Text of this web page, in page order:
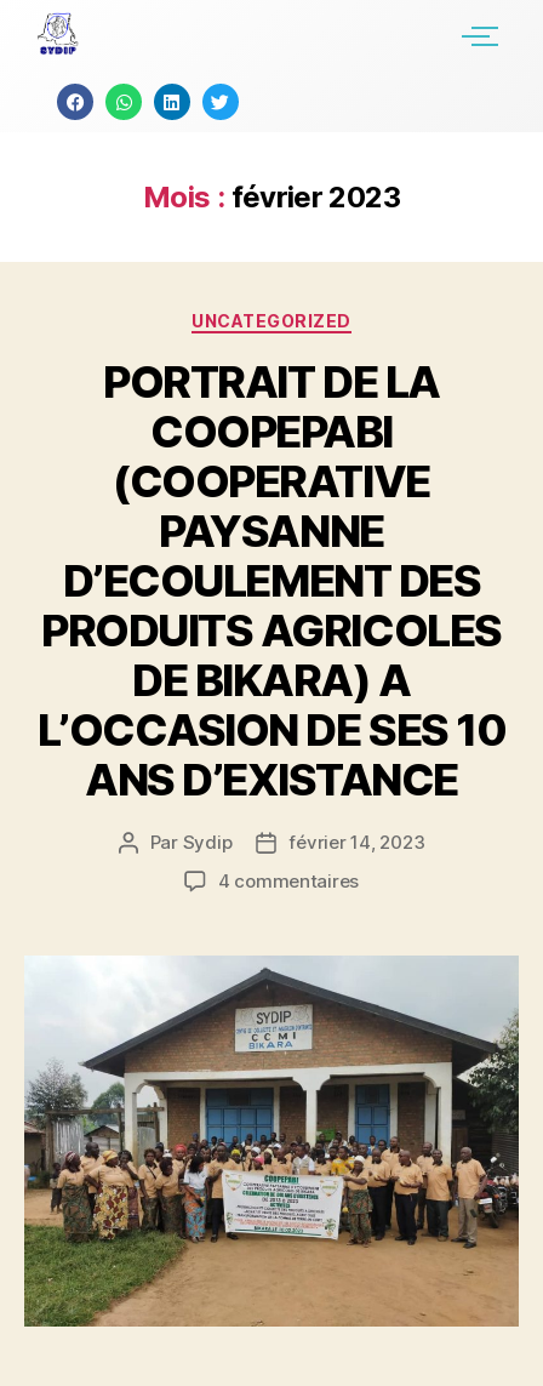
Mois : février 2023
UNCATEGORIZED
PORTRAIT DE LA
COOPEPABI
(COOPERATIVE
PAYSANNE
D’ECOULEMENT DES
PRODUITS AGRICOLES
DE BIKARA) A
L’OCCASION DE SES 10
ANS D’EXISTANCE
Par Sydip
février 14, 2023
4 commentaires